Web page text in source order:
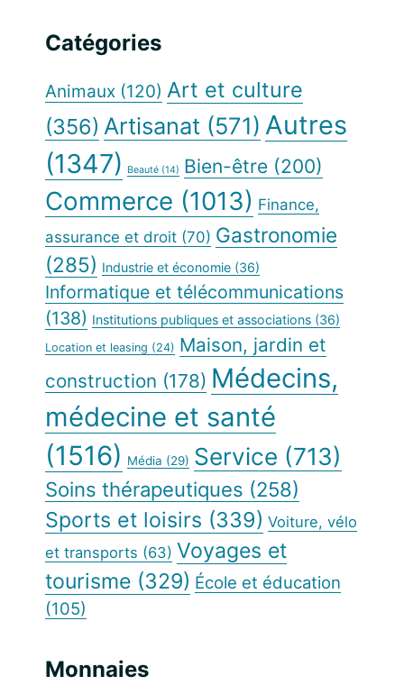
principale
Web
Catégories
Animaux (120) Art et culture
(356) Artisanat (571) Autres
(1347)
Beauté (14) Bien-être (200)
Commerce (1013) Finance,
assurance et droit (70) Gastronomie
(285) Industrie et économie (36)
Informatique et télécommunications
(138) Institutions publiques et associations (36)
Location et leasing (24) Maison, jardin et
construction (178) Médecins,
médecine et santé
(1516) Média (29) Service (713)
Soins thérapeutiques (258)
Sports et loisirs (339) Voiture, vélo
et transports (63) Voyages et
tourisme (329) École et éducation
(105)
Monnaies